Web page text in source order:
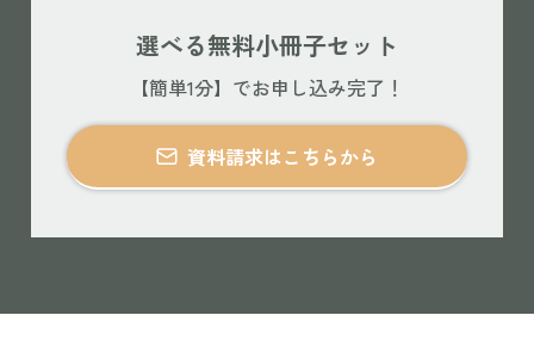
選べる無料小冊子セット
【簡単1分】でお申し込み完了！
資料請求はこちらから